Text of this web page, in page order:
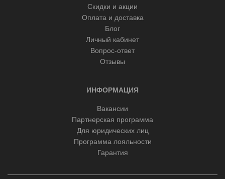
Скидки и акции
Оплата и доставка
Блог
Личный кабинет
Вопрос-ответ
Отзывы
ИНФОРМАЦИЯ
Вакансии
Партнерская программа
Для юридических лиц
Программа лояльности
Гарантия